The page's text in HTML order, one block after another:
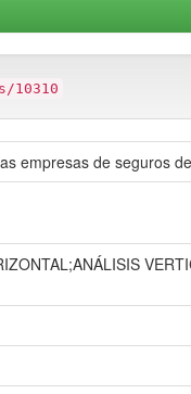
10310
empresas de seguros